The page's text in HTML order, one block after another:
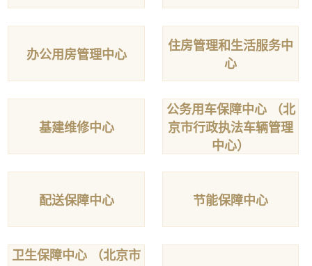
办公用房管理中心
住房管理和生活服务中
心
基建维修中心
公务用车保障中心 （北
京市行政执法车辆管理
中心）
配送保障中心 节能保障中心
卫生保障中心 （北京市